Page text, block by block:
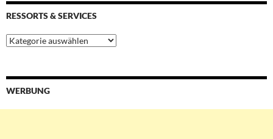
RESSORTS & SERVICES
Ressorts
&
WERBUNG